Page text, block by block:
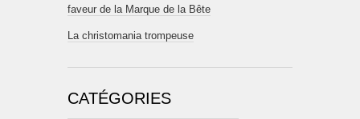
faveur de la Marque de la Bête
La christomania trompeuse
CATÉGORIES